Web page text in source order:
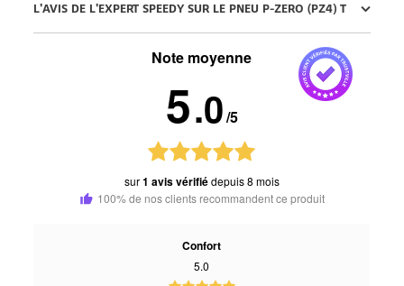
L'AVIS DE L'EXPERT SPEEDY SUR LE PNEU P-ZERO (PZ4) T
Note moyenne
5.0/5
sur1 avis vérifiédepuis 8 mois
100% de nos clients recommandent ce produit
Confort
5.0